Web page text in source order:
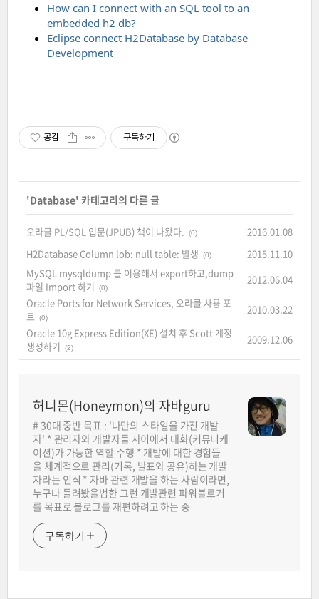
How can I connect with an SQL tool to an
embedded h2 db?
Eclipse connect H2Database by Database
Development
공감 구독하기
'Database' 카테고리의 다른 글
오라클 PL/SQL 입문(JPUB) 책이 나왔다. (0)
2016.01.08
H2Database Column lob: null table: 발생
(0)
2015.11.10
MySQL mysqldump 를 이용해서 export하고,dump
파일 Import 하기
(0)
2012.06.04
Oracle Ports for Network Services, 오라클 사용 포
트
(0)
2010.03.22
Oracle 10g Express Edition(XE) 설치 후 Scott 계정
생성하기
(2)
2009.12.06
허니몬(Honeymon)의 자바guru
# 30대 중반 목표 : '나만의 스타일을 가진 개발
자' * 관리자와 개발자들 사이에서 대화(커뮤니케
이션)가 가능한 역할 수행 * 개발에 대한 경험들
을 체계적으로 관리(기록, 발표와 공유)하는 개발
자라는 인식 * 자바 관련 개발을 하는 사람이라면,
누구나 들려봤을법한 그런 개발관련 파워블로거
를 목표로 블로그를 재편하려고 하는 중
구독하기